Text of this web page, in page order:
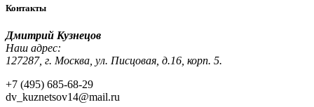
Контакты
Дмитрий Кузнецов
Наш адрес:
127287, г. Москва, ул. Писцовая, д.16, корп. 5.
+7 (495) 685-68-29
dv_kuznetsov14@mail.ru